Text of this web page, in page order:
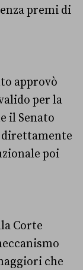
premi di
approvò
per la
il Senato
direttamente
poi
Corte
che